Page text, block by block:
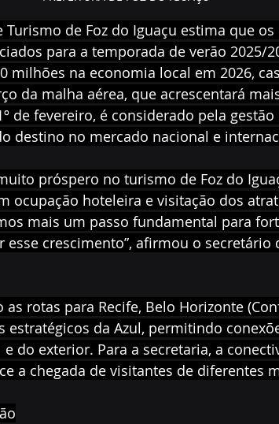
de Foz do Iguaçu estima que os
para a temporada de verão 2025/
milhões na economia local em 2026,
da malha aérea, que acrescentará
de fevereiro, é considerado pela
destino no mercado nacional e
próspero no turismo de Foz do
ocupação hoteleira e visitação dos
mais um passo fundamental para
crescimento”, afirmou o secretário
rotas para Recife, Belo Horizonte
estratégicos da Azul, permitindo
do exterior. Para a secretaria, a
a chegada de visitantes de diferentes